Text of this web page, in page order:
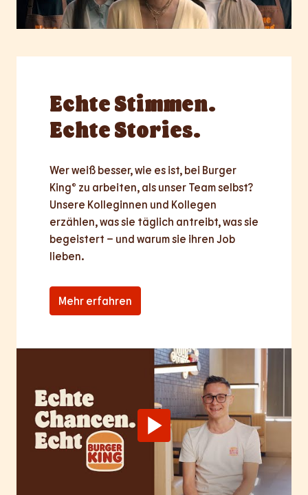
EchteStimmen.
Echte Stories.
Wer weiß besser, wie es ist, bei Burger
King® zu arbeiten, als unser Team selbst?
Unsere Kolleginnen und Kollegen
erzählen, was sie täglich antreibt, was sie
begeistert – und warum sie ihren Job
lieben.
Mehr erfahren